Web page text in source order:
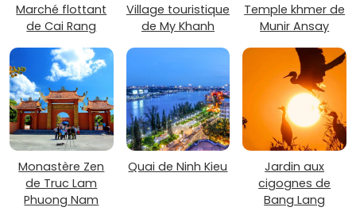
Marché flottant
de Cai Rang
Village touristique
de My Khanh
Temple khmer de
Munir Ansay
Monastère Zen
de Truc Lam
Phuong Nam
Quai de Ninh Kieu
Jardin aux
cigognes de
Bang Lang